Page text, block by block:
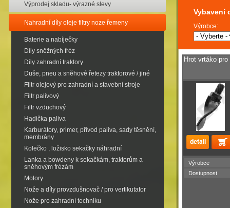
Výprodej skladu- výrazné slevy
Nahradní díly oleje filtry noze řemeny
Baterie a nabíječky
Díly sněžných fréz
Díly zahradní traktory
Duše, pneu a sněhové řetezy traktorové / jiné
Filtr olejový pro zahradní a stavební stroje
Filtr palivový
Filtr vzduchový
Hadička paliva
Karburátory, primer, přívod paliva, sady těsnění,
membrány
Kolečko , ložisko sekačky náhradní
Lanka a bowdeny k sekačkám, traktorům a
sněhovým frézám
Motory
Nože a díly provzdušnovač / pro vertikutator
Nože pro zahradní techniku
Vybavení
Výrobce:
Hrot vrtáko
Výrobce
Dostupnost